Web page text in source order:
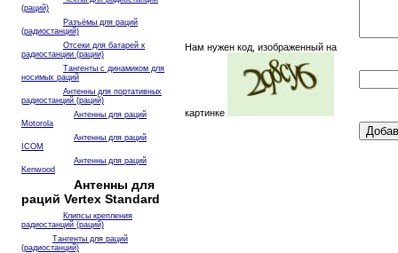
(раций)
Разъёмы для раций
(радиостанций)
Отсеки для батарей к
радиостанции (рации)
Тангенты с динамиком для
носимых раций
Антенны для портативных
радиостанций (раций)
Антенны для раций
Motorola
Антенны для раций
ICOM
Антенны для раций
Kenwood
Антенны для
раций Vertex Standard
Клипсы крепления
радиостанций (раций)
Тангенты для раций
(радиостанций)
Нам нужен код, изображенный на
картинке